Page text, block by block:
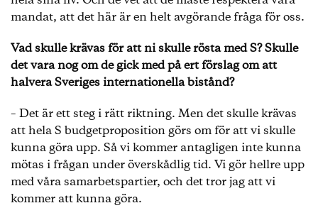
mandat, att det här är en helt avgörande fråga för oss.
Vad skulle krävas för att ni skulle rösta med S? Skulle
det vara nog om de gick med på ert förslag om att
halvera Sveriges internationella bistånd?
– Det är ett steg i rätt riktning. Men det skulle krävas
att hela S budgetproposition görs om för att vi skulle
kunna göra upp. Så vi kommer antagligen inte kunna
mötas i frågan under överskådlig tid. Vi gör hellre upp
med våra samarbetspartier, och det tror jag att vi
kommer att kunna göra.